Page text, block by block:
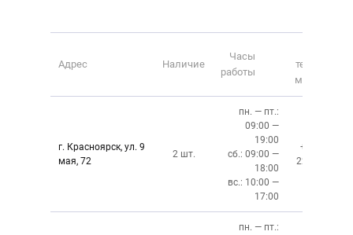
Адрес Наличие
Часы
работы
телефона
магазина
г. Красноярск, ул. 9
мая, 72
2 шт.
пн. — пт.:
09:00 —
19:00
сб.: 09:00 —
18:00
вс.: 10:00 —
17:00
+7 (391)
228-6-608
пн. — пт.: